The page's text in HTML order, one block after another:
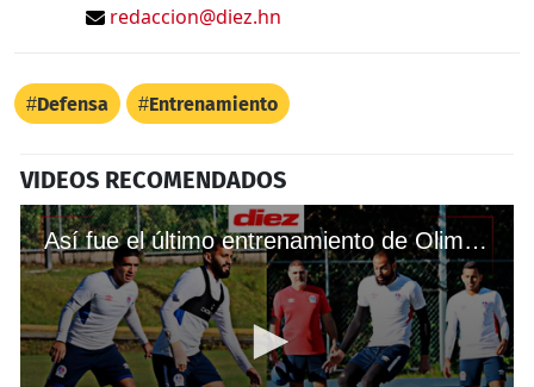
redaccion@diez.hn
Defensa Entrenamiento
VIDEOS RECOMENDADOS
Así fue el último entrenamiento de Olimpia previo a la Gran Final contra Marathón